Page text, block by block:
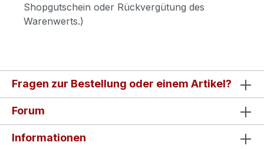
Shopgutschein oder Rückvergütung des
Warenwerts.)
Fragen zur Bestellung oder einem Artikel?
Forum
Informationen